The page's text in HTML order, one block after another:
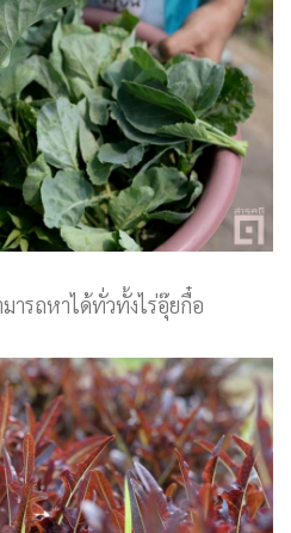
รถหาได้ทั่วทั้งไร่อุ๊ยกื๋อ